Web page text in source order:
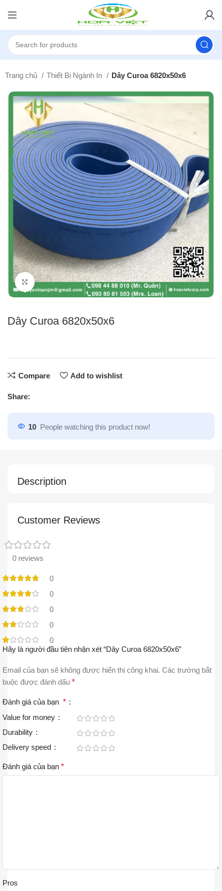
Trang chủ Thiết Bị Ngành In Dây Curoa 6820x50x6
Click to enlarge
Dây Curoa 6820x50x6
Compare Add to wishlist
Share:
10 People watching this product now!
Description
Customer Reviews
0 reviews
0
0
0
0
0
Hãy là người đầu tiên nhận xét “Dây Curoa 6820x50x6”
Email của bạn sẽ không được hiển thị công khai. Các trường bắt
buộc được đánh dấu *
Đánh giá của bạn *
Value for money
Durability
Delivery speed
Đánh giá của bạn *
Pros